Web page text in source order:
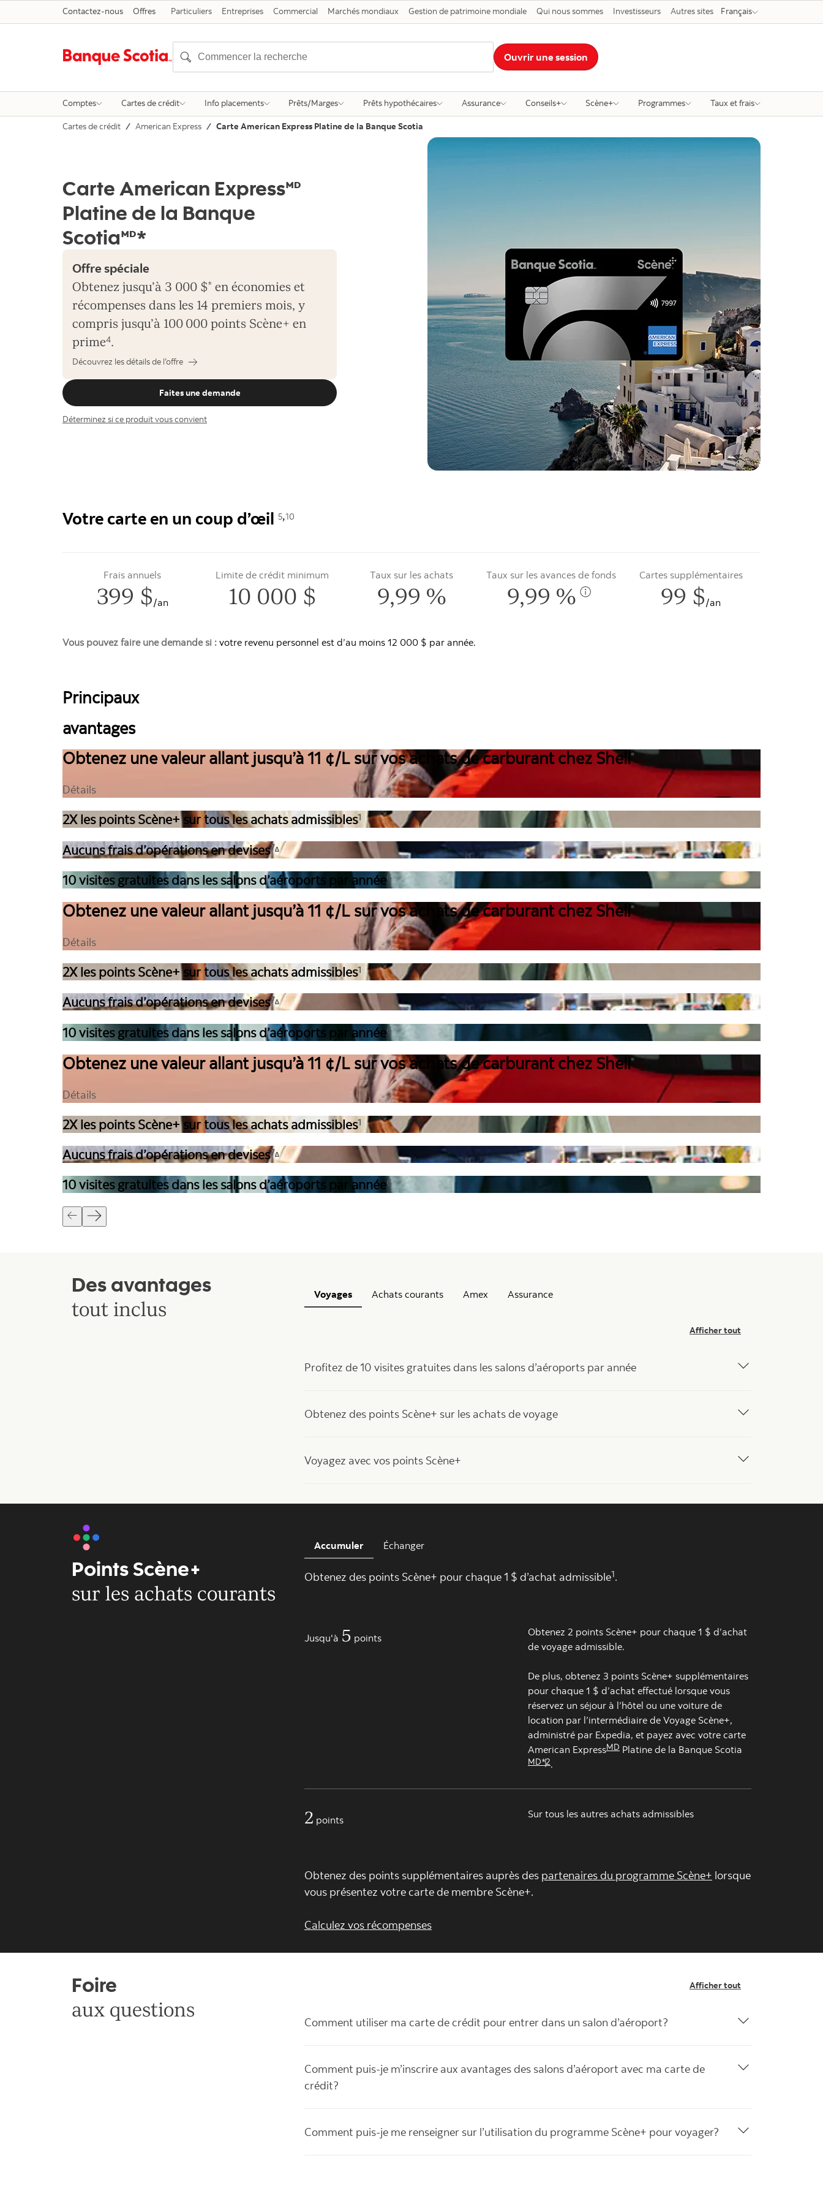
Contactez-nous Offres Particuliers Entreprises Commercial Marchés mondiaux Gestion de patrimoine mondiale Qui nous sommes Investisseurs Autres sites Français
Ouvrir une session
Comptes Cartes de crédit Info placements Prêts/Marges Prêts hypothécaires Assurance Conseils+ Scène+ Programmes Taux et frais
Cartes de crédit American Express Carte American Express Platine de la Banque Scotia
Carte American Express🅫
Platine de la Banque
Scotia🅫*
Offre spéciale
Obtenez jusqu’à 3 000 $* en économies et
récompenses dans les 14 premiers mois, y
compris jusqu’à 100 000 points Scène+ en
prime4.
Découvrez les détails de l’offre
Faites une demande
Déterminez si ce produit vous convient
Votre carte en un coup d’œil 5,10
Frais annuels
399 $/an
Limite de crédit minimum
10 000 $
Taux sur les achats
9,99 %
Taux sur les avances de fonds
9,99 %
Cartes supplémentaires
99 $/an
Vous pouvez faire une demande si : votre revenu personnel est d’au moins 12 000 $ par année.
Principaux
avantages
Obtenez une valeur allant jusqu’à 11 ¢/L sur vos achats de carburant chez Shell°
Détails
2X les points Scène+ sur tous les achats admissibles1
Aucuns frais d’opérations en devises7∆
10 visites gratuites dans les salons d’aéroports par année6
Obtenez une valeur allant jusqu’à 11 ¢/L sur vos achats de carburant chez Shell°
Détails
2X les points Scène+ sur tous les achats admissibles1
Aucuns frais d’opérations en devises7∆
10 visites gratuites dans les salons d’aéroports par année6
Obtenez une valeur allant jusqu’à 11 ¢/L sur vos achats de carburant chez Shell°
Détails
2X les points Scène+ sur tous les achats admissibles1
Aucuns frais d’opérations en devises7∆
10 visites gratuites dans les salons d’aéroports par année6
Des avantages
tout inclus
Voyages Achats courants Amex Assurance
Afficher tout
Profitez de 10 visites gratuites dans les salons d’aéroports par année
Obtenez des points Scène+ sur les achats de voyage
Voyagez avec vos points Scène+
Points Scène+
sur les achats courants
Accumuler Échanger
Obtenez des points Scène+ pour chaque 1 $ d’achat admissible1.
Jusqu'à 5 points
Obtenez 2 points Scène+ pour chaque 1 $ d’achat
de voyage admissible.
De plus, obtenez 3 points Scène+ supplémentaires
pour chaque 1 $ d’achat effectué lorsque vous
réservez un séjour à l’hôtel ou une voiture de
location par l’intermédiaire de Voyage Scène+,
administré par Expedia, et payez avec votre carte
American ExpressMD Platine de la Banque Scotia
MD*2.
2 points Sur tous les autres achats admissibles
Obtenez des points supplémentaires auprès des partenaires du programme Scène+ lorsque
vous présentez votre carte de membre Scène+.
Calculez vos récompenses
Foire
aux questions
Afficher tout
Comment utiliser ma carte de crédit pour entrer dans un salon d’aéroport?
Comment puis-je m’inscrire aux avantages des salons d’aéroport avec ma carte de
crédit?
Comment puis-je me renseigner sur l’utilisation du programme Scène+ pour voyager?